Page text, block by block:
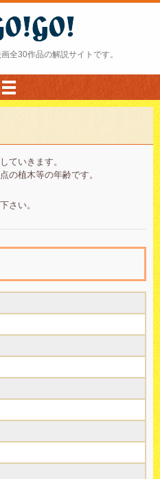
ゴー
全30作品の解説サイトです。
ていきます。
の植木等の年齢です。
さい。